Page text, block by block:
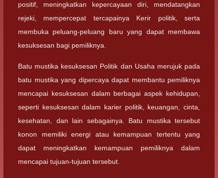
positif, meningkatkan kepercayaan diri, mendatangkan
rejeki, mempercepat tercapainya Kerir politik, serta
membuka peluang-peluang baru yang dapat membawa
kesuksesan bagi pemiliknya.
Batu mustika kesuksesan Politik dan Usaha merujuk pada
batu mustika yang dipercaya dapat membantu pemiliknya
mencapai kesuksesan dalam berbagai aspek kehidupan,
seperti kesuksesan dalam karier politik, keuangan, cinta,
kesehatan, dan lain sebagainya. Batu mustika tersebut
konon memiliki energi atau kemampuan tertentu yang
dapat meningkatkan kemampuan pemiliknya dalam
mencapai tujuan-tujuan tersebut.